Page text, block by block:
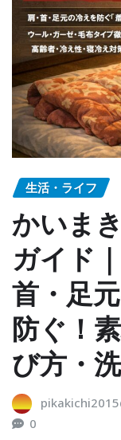
生活・ライフ
かいま
ガイド
首・足
防ぐ！
び方・
0